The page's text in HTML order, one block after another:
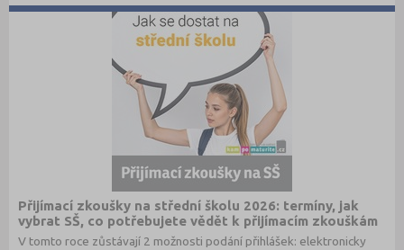
Přijímací zkoušky na střední školu 2026: termíny, jak
vybrat SŠ, co potřebujete vědět k přijímacím zkouškám
V tomto roce zůstávají 2 možnosti podání přihlášek: elektronicky